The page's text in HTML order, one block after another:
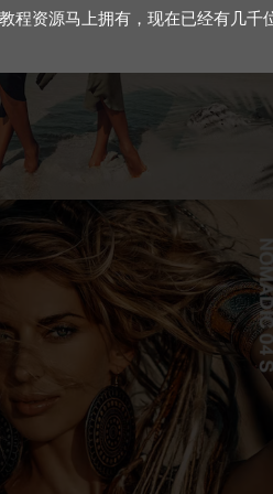
程资源马上拥有，现在已经有几千